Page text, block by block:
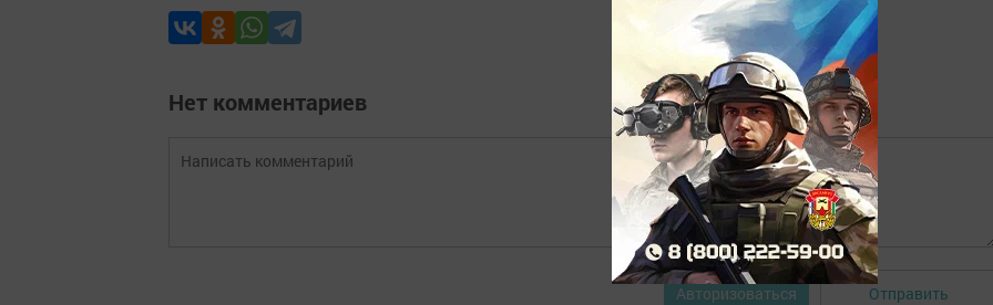
Нет комментариев
Авторизоваться Отправить